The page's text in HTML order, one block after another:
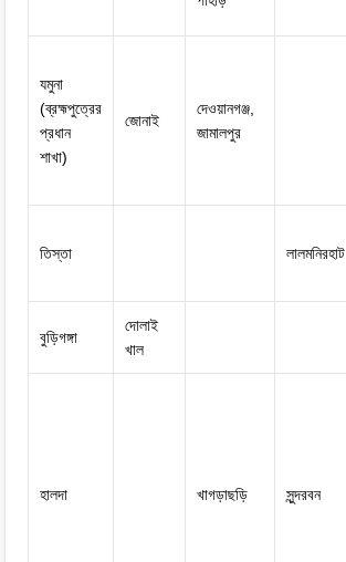
যমুনা
(ব্রহ্মপুত্রের
প্রধান
শাখা)
জোনাই
দেওয়ানগঞ্জ,
জামালপুর
তিস্তা লালমনিরহাট
বুড়িগঙ্গা
দোলাই
খাল
হালদা খাগড়াছড়ি সুন্দরবন